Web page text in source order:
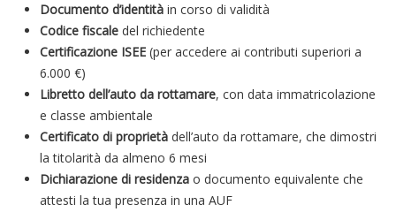
Documento d’identità in corso di validità
Codice fiscale del richiedente
Certificazione ISEE (per accedere ai contributi superiori a
6.000 €)
Libretto dell’auto da rottamare, con data immatricolazione
e classe ambientale
Certificato di proprietà dell’auto da rottamare, che dimostri
la titolarità da almeno 6 mesi
Dichiarazione di residenza o documento equivalente che
attesti la tua presenza in una AUF